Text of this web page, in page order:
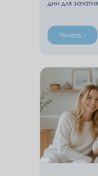
дни для зачатия
Читать ›